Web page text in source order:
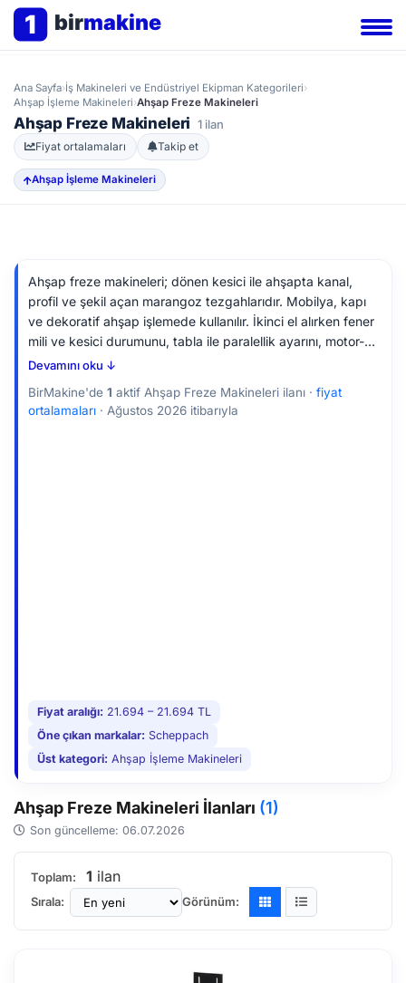
1 birmakine
Ana Sayfa›İş Makineleri ve Endüstriyel Ekipman Kategorileri›
Ahşap İşleme Makineleri›Ahşap Freze Makineleri
Ahşap Freze Makineleri 1 ilan
Fiyat ortalamaları Takip et
Ahşap İşleme Makineleri
Ahşap freze makineleri; dönen kesici ile ahşapta kanal,
profil ve şekil açan marangoz tezgahlarıdır. Mobilya, kapı
ve dekoratif ahşap işlemede kullanılır. İkinci el alırken fener
mili ve kesici durumunu, tabla ile paralellik ayarını, motor-
rulmanları ve güvenlik koruyucularını kontrol edin.
Devamını oku ↓
BirMakine'de 1 aktif Ahşap Freze Makineleri ilanı · fiyat
ortalamaları · Ağustos 2026 itibarıyla
Fiyat aralığı: 21.694 – 21.694 TL
Öne çıkan markalar: Scheppach
Üst kategori: Ahşap İşleme Makineleri
Ahşap Freze Makineleri İlanları (1)
Son güncelleme: 06.07.2026
Toplam: 1 ilan
Sırala: Görünüm: